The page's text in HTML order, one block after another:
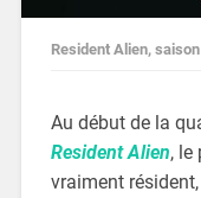
Resident Alien,
Au début de la
Resident Alien, le
vraiment